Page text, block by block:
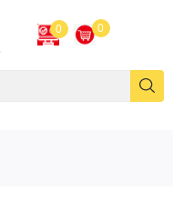
0 0